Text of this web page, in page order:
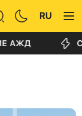
RU
Суд по